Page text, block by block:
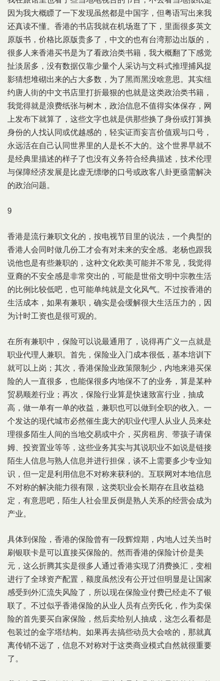
因为我大概瞟了一下发现虽然都是中国字，但粤语写出来我
还真读不懂。香港的书店我就在机场逛了下，里面很多英文
原版书，价格比原版贵多了，中文的也有台湾那边出版的，
很多人来香港买书是为了看政治类书籍，我大概翻了下感觉
扯淡居多，没有数据仅靠少量个人采访与文科式推理捕风捉
影猜想堆砌出来的占大多数，为了黑而黑没啥意思。其实纽
约唐人街的中文书店里打折最狠的也就是这类政治类书籍，
我觉得就是浪费纸张与树木，政治信息不值得实体保存，网
上发布下就算了，这些文字也就是供那些换了身份或打算换
身份的人找认同或优越感的，轻实证而妄言价值观与口号，
永远活在自己认同世界里的人是长不大的。这个世界早就不
是经典里描述的样子了也没有义务符合经典描述，技术伦理
与保障经济发展是比虚无缥缈的口号或政客八卦更亟需解决
的政治问题。
9
香港是流行兼职文化的，按电视节目里的说法，一个典型的
香港人会同时做几份工才会有对未来的安全感。老杨也跟我
说他也是有些兼职的，这种文化欧美可能并不常见，我觉得
亚裔的不安全感是非常突出的，可能是世俗文明中宗教生活
的比例比较低吧，也可能单纯就是文化风气。不过按香港的
生活成本，如果有兼职，确实是会缓解很大生活压力的，因
为计时工资也是很可观的。
在所有兼职中，保险可以说最通用了，说得再广义一点就是
职业代理人兼职。首先，保险业入门成本很低，基本培训下
就可以上岗；其次，香港保险业政策限制少，内地来港买保
险的人一直很多，也能保很多内地保不了的业务，算是某种
贸易顺差行业；再次，保险行业算是快速致富行业，抽成
高，做一单有一单的收益，兼职也可以做到全职的收入。一
个发达的现代城市必然催生庞大的职业代理人从业人员来处
理很多陌生人间的当地交易或中介，买房租房、带孩子请保
姆、投资置业等等，这些业务其实与其说职业不如说是链接
陌生人信息与熟人信息并进行担保，谈不上需要多少专业知
识，但一定是利用信息不对称来获利的。互联网对本地信息
不对称的解决能力很有限，这类职业会长期存在且收益稳
定，有意思吧，陌生人社会里反倒是熟人关系的经营会成为
产业。
具体到保险，香港的保险曾有一段辉煌期，内地人过关当时
刷银联卡是可以直接买保险的。然而香港的保险计价是美
元，这么折腾其实是很多人通过香港实现了消费换汇，变相
进行了全球资产配置，额度虽然没有公开过但明显是让国家
感受到外汇流失风险了，所以现在保险业付费已经走不了银
联了。不过似乎香港保险的从业人员有点旁氏化，作为卖保
险的首先要买自家保险，然后卖给别人抽成，这怎么看都是
包装过的金字塔结构。如果再去搞些动员大会啥的，那就真
离传销不远了，信息不对称对于这类商业模式自然就很重要
了。